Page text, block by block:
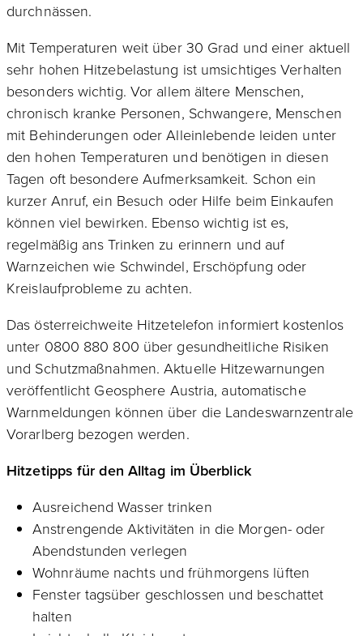
durchnässen.
Mit Temperaturen weit über 30 Grad und einer aktuell
sehr hohen Hitzebelastung ist umsichtiges Verhalten
besonders wichtig. Vor allem ältere Menschen,
chronisch kranke Personen, Schwangere, Menschen
mit Behinderungen oder Alleinlebende leiden unter
den hohen Temperaturen und benötigen in diesen
Tagen oft besondere Aufmerksamkeit. Schon ein
kurzer Anruf, ein Besuch oder Hilfe beim Einkaufen
können viel bewirken. Ebenso wichtig ist es,
regelmäßig ans Trinken zu erinnern und auf
Warnzeichen wie Schwindel, Erschöpfung oder
Kreislaufprobleme zu achten.
Das österreichweite Hitzetelefon informiert kostenlos
unter 0800 880 800 über gesundheitliche Risiken
und Schutzmaßnahmen. Aktuelle Hitzewarnungen
veröffentlicht Geosphere Austria, automatische
Warnmeldungen können über die Landeswarnzentrale
Vorarlberg bezogen werden.
Hitzetipps für den Alltag im Überblick
Ausreichend Wasser trinken
Anstrengende Aktivitäten in die Morgen- oder
Abendstunden verlegen
Wohnräume nachts und frühmorgens lüften
Fenster tagsüber geschlossen und beschattet
halten